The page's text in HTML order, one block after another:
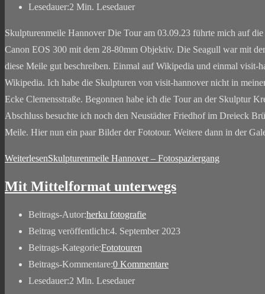
Lesedauer:2 Min. Lesedauer
Skulpturenmeile Hannover Die Tour am 03.09.23 führte mich auf
Canon EOS 300 mit dem 28-80mm Objektiv. Die Seagull war mit
diese Meile gut beschreiben. Einmal auf Wikipedia und einmal visit-
Wikipedia. Ich habe die Skulpturen von visit-hannover nicht in
Ecke Clemensstraße. Begonnen habe ich die Tour an der Skulptur
Abschluss besuchte ich noch den Neustädter Friedhof im Dreieck
Meile. Hier nun ein paar Bilder der Fototour. Weitere dann in der
WeiterlesenSkulpturenmeile Hannover – Fotospaziergang
Mit Mittelformat unterwegs
Beitrags-Autor:herku fotografie
Beitrag veröffentlicht:4. September 2023
Beitrags-Kategorie:Fototouren
Beitrags-Kommentare:0 Kommentare
Lesedauer:2 Min. Lesedauer